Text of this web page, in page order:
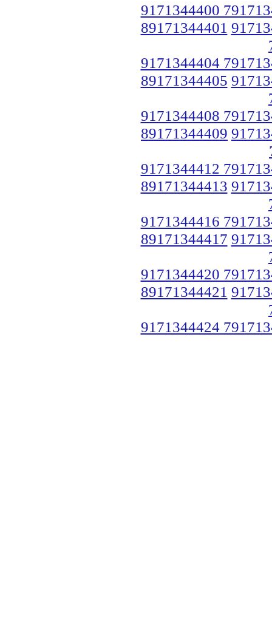
9171344400
89171344401
9171344404
89171344405
9171344408
89171344409
9171344412
89171344413
9171344416
89171344417
9171344420
89171344421
9171344424